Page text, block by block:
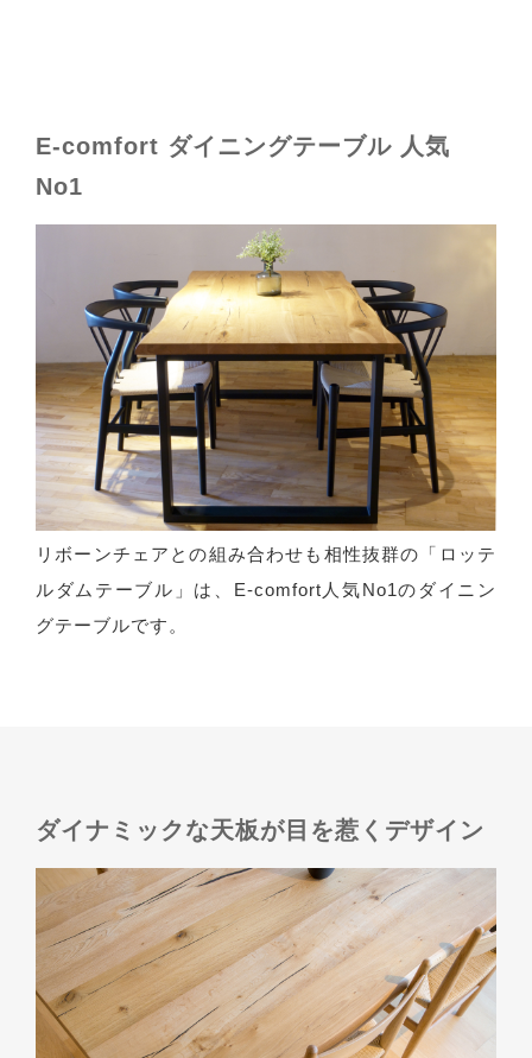
E-comfort ダイニングテーブル 人気
No1
リボーンチェアとの組み合わせも相性抜群の「ロッテ
ルダムテーブル」は、E-comfort人気No1のダイニン
グテーブルです。
ダイナミックな天板が目を惹くデザイン